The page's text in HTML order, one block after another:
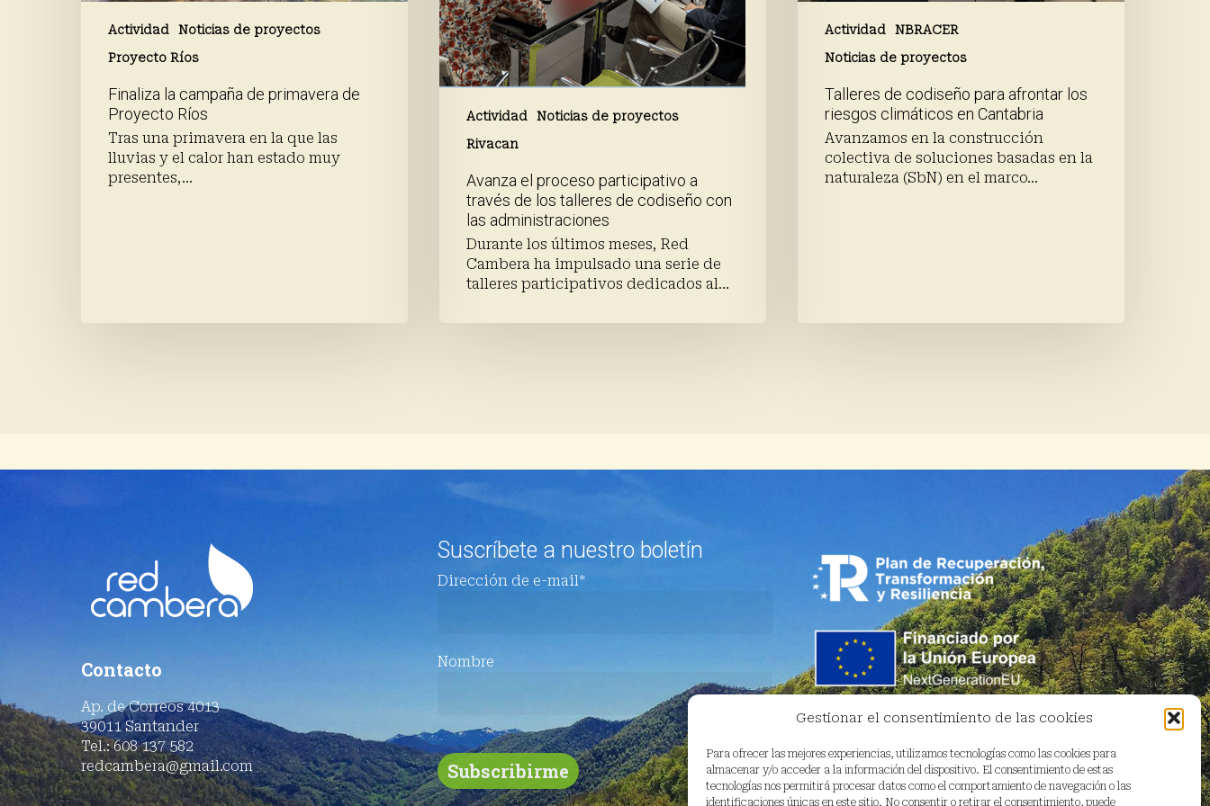
Gestionar el consentimiento de las cookies
Para ofrecer las mejores experiencias, utilizamos tecnologías como las cookies para
almacenar y/o acceder a la información del dispositivo. El consentimiento de estas
tecnologías nos permitirá procesar datos como el comportamiento de navegación o las
identificaciones únicas en este sitio. No consentir o retirar el consentimiento, puede
Actividad
Noticias de proyectos
Proyecto Ríos
Finaliza la campaña de primavera de
Proyecto Ríos
Tras una primavera en la que las
lluvias y el calor han estado muy
presentes,…
Actividad
Noticias de proyectos
Rivacan
con
las
administraciones
Avanza el proceso participativo a
través de los talleres de codiseño con
las administraciones
Durante los últimos meses, Red
Cambera ha impulsado una serie de
talleres participativos dedicados al…
Actividad
NBRACER
Noticias de proyectos
Talleres de codiseño para afrontar los
riesgos climáticos en Cantabria
Avanzamos en la construcción
colectiva de soluciones basadas en la
naturaleza (SbN) en el marco…
Contacto
Ap. de Correos 4013
39011 Santander
Tel.: 608 137 582
redcambera@gmail.com
Suscríbete a nuestro boletín
Dirección de e-mail*
Nombre